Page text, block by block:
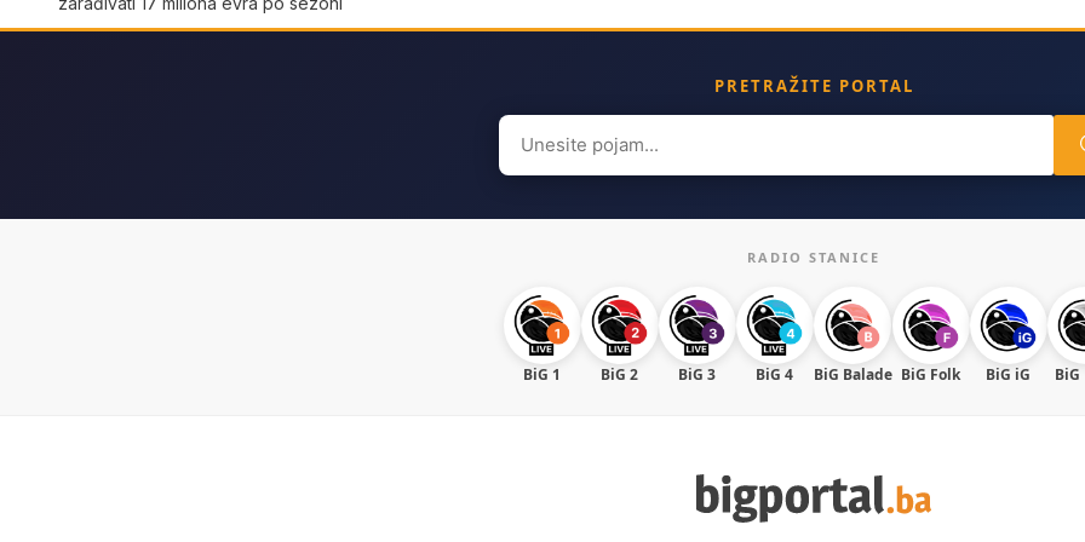
PRETRAŽITE PORTAL
Search
for:
RADIO STANICE
BiG 1 BiG 2 BiG 3 BiG 4 BiG Balade BiG Folk BiG iG BiG